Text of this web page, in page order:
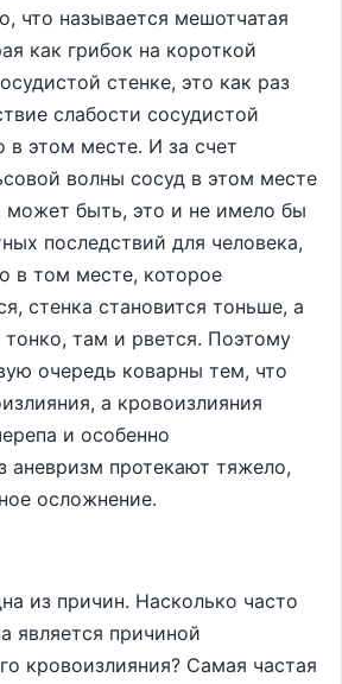
что называется мешотчатая
как грибок на короткой
стенке, это как раз
слабости сосудистой
в этом месте. И за счет
волны сосуд в этом месте
может быть, это и не имело бы
последствий для человека,
в том месте, которое
стенка становится тоньше, а
тонко, там и рвется. Поэтому
очередь коварны тем, что
а кровоизлияния
и особенно
аневризм протекают тяжело,
осложнение.
из причин. Насколько часто
является причиной
кровоизлияния? Самая частая